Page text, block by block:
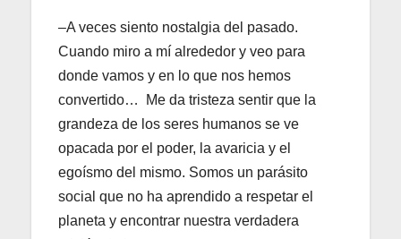
–A veces siento nostalgia del pasado.
Cuando miro a mí alrededor y veo para
donde vamos y en lo que nos hemos
convertido… Me da tristeza sentir que la
grandeza de los seres humanos se ve
opacada por el poder, la avaricia y el
egoísmo del mismo. Somos un parásito
social que no ha aprendido a respetar el
planeta y encontrar nuestra verdadera